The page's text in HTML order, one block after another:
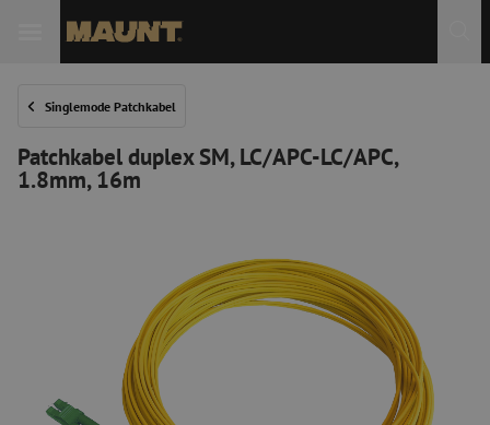
Singlemode Patchkabel
Patchkabel duplex SM, LC/APC-LC/APC,
1.8mm, 16m